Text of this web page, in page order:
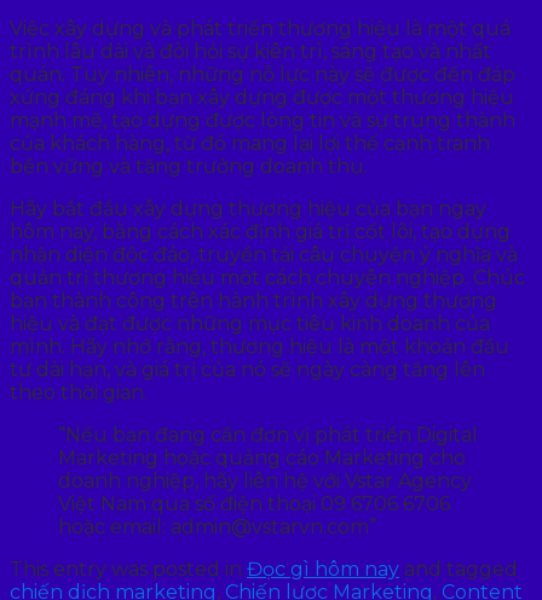
Việc xây dựng và phát triển thương hiệu là một quá
trình lâu dài và đòi hỏi sự kiên trì, sáng tạo và nhất
quán. Tuy nhiên, những nỗ lực này sẽ được đền đáp
xứng đáng khi bạn xây dựng được một thương hiệu
mạnh mẽ, tạo dựng được lòng tin và sự trung thành
của khách hàng, từ đó mang lại lợi thế cạnh tranh
bền vững và tăng trưởng doanh thu.
Hãy bắt đầu xây dựng thương hiệu của bạn ngay
hôm nay, bằng cách xác định giá trị cốt lõi, tạo dựng
nhận diện độc đáo, truyền tải câu chuyện ý nghĩa và
quản trị thương hiệu một cách chuyên nghiệp. Chúc
bạn thành công trên hành trình xây dựng thương
hiệu và đạt được những mục tiêu kinh doanh của
mình. Hãy nhớ rằng, thương hiệu là một khoản đầu
tư dài hạn, và giá trị của nó sẽ ngày càng tăng lên
theo thời gian.
“Nếu bạn đang cần đơn vị phát triển Digital
Marketing hoặc quảng cáo Marketing cho
doanh nghiệp, hãy liên hệ với Vstar Agency
Việt Nam qua số điện thoại 09 6706 6706
hoặc email: admin@vstarvn.com”
This entry was posted in Đọc gì hôm nay and tagged
chiến dịch marketing, Chiến lược Marketing, Content